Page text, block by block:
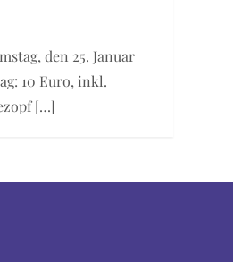
den 25. Januar
10 Euro, inkl.
[…]